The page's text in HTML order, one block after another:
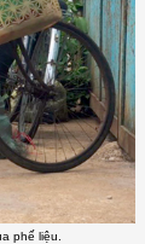
phế liệu.